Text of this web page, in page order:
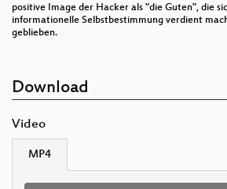
positive Image der Hacker als "die Guten", die
informationelle Selbstbestimmung verdient
geblieben.
Download
Video
MP4